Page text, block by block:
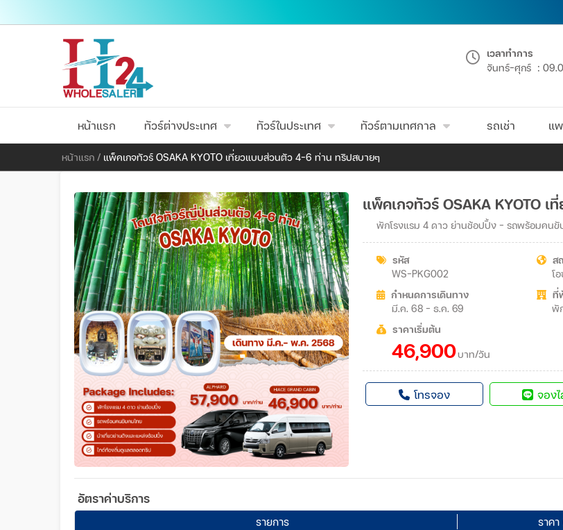
เวลาทำการ
จันทร์-ศุกร์ :
หน้าแรก ทัวร์ต่างประเทศ ทัวร์ในประเทศ ทัวร์ตามเทศกาล รถเช่า แ
หน้าแรก / แพ็คเกจทัวร์ OSAKA KYOTO เที่ยวแบบส่วนตัว 4-6 ท่าน ทริปสบายๆ
แพ็คเกจทัวร์ OSAKA KYOTO
พักโรงแรม 4 ดาว ย่านช้อปปิ้ง - รถพร้อมคน
รหัส
WS-PKG002
ส
โ
กำหนดการเดินทาง
มี.ค. 68 - ธ.ค. 69
ที่
พั
ราคาเริ่มต้น
46,900บาท/วัน
โทรจอง จอง
อัตราค่าบริการ
รายการ ราค